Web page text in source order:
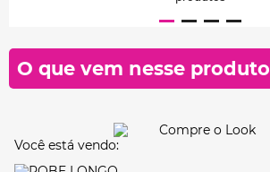
O que vem nesse produto
Você está vendo: